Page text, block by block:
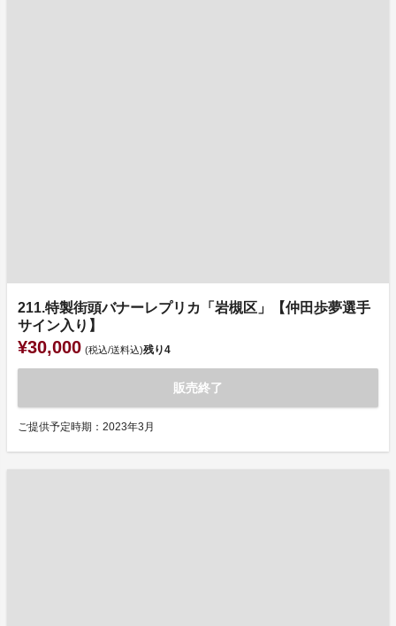
211.特製街頭バナーレプリカ「岩槻区」【仲田歩夢選手
サイン入り】
¥30,000 (税込/送料込)残り4
販売終了
ご提供予定時期：2023年3月